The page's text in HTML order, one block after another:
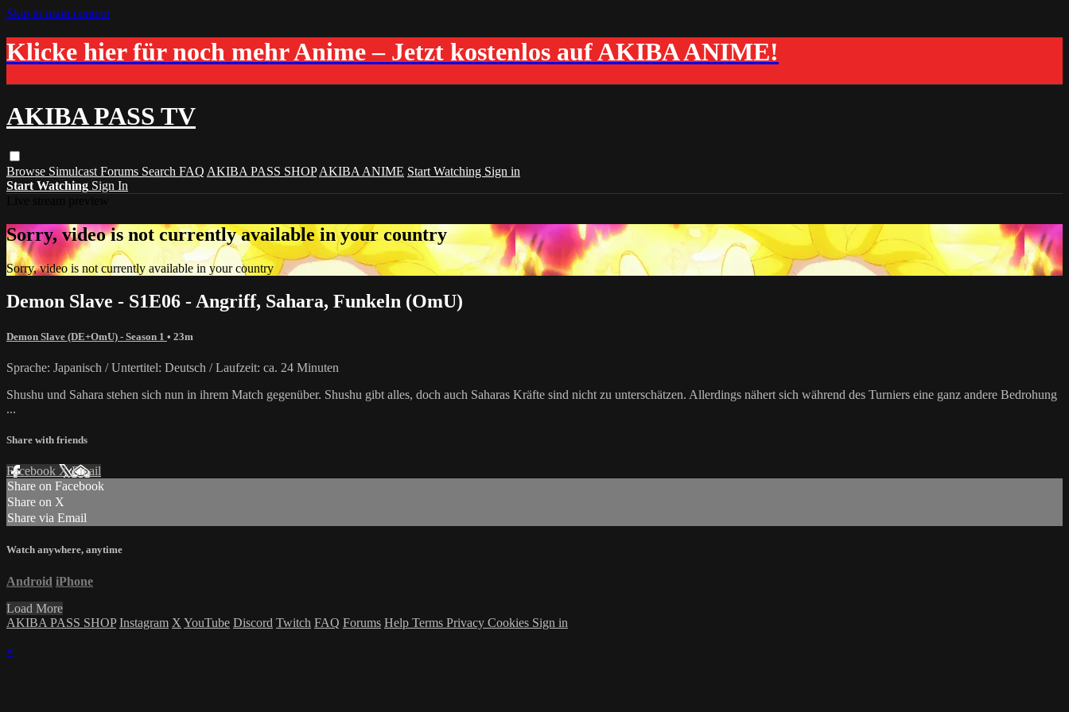
Skip to main content
Klicke hier für noch mehr Anime – Jetzt kostenlos auf AKIBA ANIME!
AKIBA PASS TV
Browse Simulcast Forums Search FAQ AKIBA PASS SHOP AKIBA ANIME Start Watching Sign in
Start Watching Sign In
Sorry, video is not currently available in your country
Sorry, video is not currently available in your country
Demon Slave - S1E06 - Angriff, Sahara, Funkeln (OmU)
Demon Slave (DE+OmU) - Season 1 • 23m
Sprache: Japanisch / Untertitel: Deutsch / Laufzeit: ca. 24 Minuten
Shushu und Sahara stehen sich nun in ihrem Match gegenüber. Shushu gibt alles, doch auch Saharas Kräfte sind nicht zu unterschätzen. Allerdings nähert sich während des Turniers eine ganz andere Bedrohung
...
Share with friends
Facebook XEmail
Share on Facebook
Share on X
Share via Email
Watch anywhere, anytime
Android iPhone
Load More
AKIBA PASS SHOP Instagram X YouTube Discord Twitch FAQ Forums Help Terms Privacy Cookies Sign in
×